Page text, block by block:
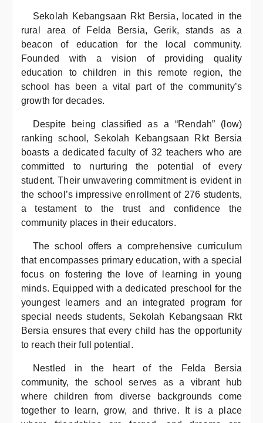
Sekolah Kebangsaan Rkt Bersia, located in the
rural area of Felda Bersia, Gerik, stands as a
beacon of education for the local community.
Founded with a vision of providing quality
education to children in this remote region, the
school has been a vital part of the community’s
growth for decades.
Despite being classified as a “Rendah” (low)
ranking school, Sekolah Kebangsaan Rkt Bersia
boasts a dedicated faculty of 32 teachers who are
committed to nurturing the potential of every
student. Their unwavering commitment is evident in
the school’s impressive enrollment of 276 students,
a testament to the trust and confidence the
community places in their educators.
The school offers a comprehensive curriculum
that encompasses primary education, with a special
focus on fostering the love of learning in young
minds. Equipped with a dedicated preschool for the
youngest learners and an integrated program for
special needs students, Sekolah Kebangsaan Rkt
Bersia ensures that every child has the opportunity
to reach their full potential.
Nestled in the heart of the Felda Bersia
community, the school serves as a vibrant hub
where children from diverse backgrounds come
together to learn, grow, and thrive. It is a place